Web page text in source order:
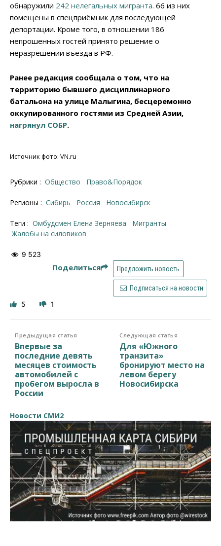
обнаружили 242 нелегальных мигранта. 66 из них
помещены в спецприёмник для последующей
депортации. Кроме того, в отношении 186
непрошенных гостей принято решение о
неразрешении въезда в РФ.
Ранее редакция сообщала о том, что на
территорию бывшего дисциплинарного
батальона на улице Малыгина, бесцеремонно
оккупированного гостями из Средней Азии,
нагрянул СОБР.
Источник фото: VN.ru
Рубрики : Общество Право&Порядок
Регионы : Сибирь Россия Новосибирск
Теги : омбудсмен Елена Зерняева
Мигранты
жалобы на силовиков
9 523
Поделиться Предложить новость
Подписаться на новости
5 1
Предыдущая статья
Впервые за
последние девять
месяцев стоимость
автомобилей с
пробегом выросла в
России
Следующая статья
Для «Южного
транзита»
бронируют место на
левом берегу
Новосибирска
Новости СМИ2